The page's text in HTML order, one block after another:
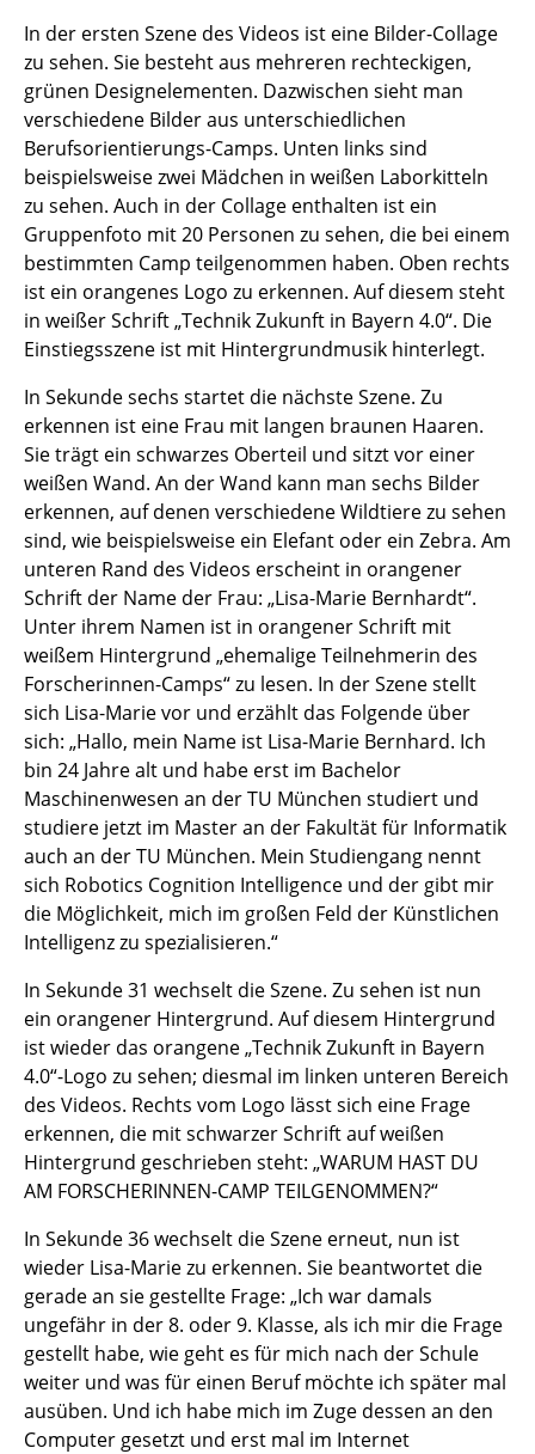
In der ersten Szene des Videos ist eine Bilder-Collage
zu sehen. Sie besteht aus mehreren rechteckigen,
grünen Designelementen. Dazwischen sieht man
verschiedene Bilder aus unterschiedlichen
Berufsorientierungs-Camps. Unten links sind
beispielsweise zwei Mädchen in weißen Laborkitteln
zu sehen. Auch in der Collage enthalten ist ein
Gruppenfoto mit 20 Personen zu sehen, die bei einem
bestimmten Camp teilgenommen haben. Oben rechts
ist ein orangenes Logo zu erkennen. Auf diesem steht
in weißer Schrift „Technik Zukunft in Bayern 4.0“. Die
Einstiegsszene ist mit Hintergrundmusik hinterlegt.
In Sekunde sechs startet die nächste Szene. Zu
erkennen ist eine Frau mit langen braunen Haaren.
Sie trägt ein schwarzes Oberteil und sitzt vor einer
weißen Wand. An der Wand kann man sechs Bilder
erkennen, auf denen verschiedene Wildtiere zu sehen
sind, wie beispielsweise ein Elefant oder ein Zebra. Am
unteren Rand des Videos erscheint in orangener
Schrift der Name der Frau: „Lisa-Marie Bernhardt“.
Unter ihrem Namen ist in orangener Schrift mit
weißem Hintergrund „ehemalige Teilnehmerin des
Forscherinnen-Camps“ zu lesen. In der Szene stellt
sich Lisa-Marie vor und erzählt das Folgende über
sich: „Hallo, mein Name ist Lisa-Marie Bernhard. Ich
bin 24 Jahre alt und habe erst im Bachelor
Maschinenwesen an der TU München studiert und
studiere jetzt im Master an der Fakultät für Informatik
auch an der TU München. Mein Studiengang nennt
sich Robotics Cognition Intelligence und der gibt mir
die Möglichkeit, mich im großen Feld der Künstlichen
Intelligenz zu spezialisieren.“
In Sekunde 31 wechselt die Szene. Zu sehen ist nun
ein orangener Hintergrund. Auf diesem Hintergrund
ist wieder das orangene „Technik Zukunft in Bayern
4.0“-Logo zu sehen; diesmal im linken unteren Bereich
des Videos. Rechts vom Logo lässt sich eine Frage
erkennen, die mit schwarzer Schrift auf weißen
Hintergrund geschrieben steht: „WARUM HAST DU
AM FORSCHERINNEN-CAMP TEILGENOMMEN?“
In Sekunde 36 wechselt die Szene erneut, nun ist
wieder Lisa-Marie zu erkennen. Sie beantwortet die
gerade an sie gestellte Frage: „Ich war damals
ungefähr in der 8. oder 9. Klasse, als ich mir die Frage
gestellt habe, wie geht es für mich nach der Schule
weiter und was für einen Beruf möchte ich später mal
ausüben. Und ich habe mich im Zuge dessen an den
Computer gesetzt und erst mal im Internet